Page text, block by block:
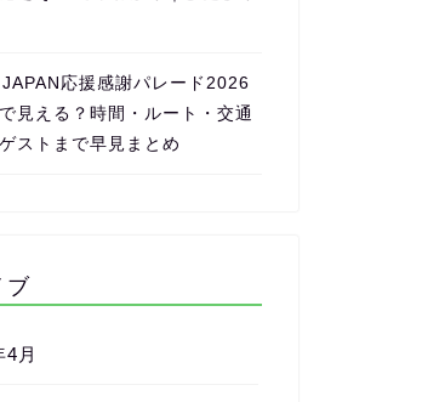
応援感謝パレード2026
見える？時間・ルート・交通
ストまで早見まとめ
ブ
4月